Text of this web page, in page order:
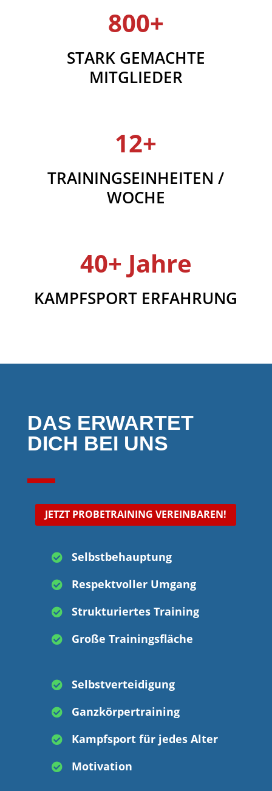
800+
STARK GEMACHTE
MITGLIEDER
12+
TRAININGSEINHEITEN /
WOCHE
40+ Jahre
KAMPFSPORT ERFAHRUNG
DAS ERWARTET
DICH BEI UNS
JETZT PROBETRAINING VEREINBAREN!
 Selbstbehauptung
 Respektvoller Umgang
 Strukturiertes Training
 Große Trainingsfläche
 Selbstverteidigung
 Ganzkörpertraining
 Kampfsport für jedes Alter
 Motivation